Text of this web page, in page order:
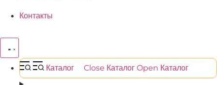
Контакты
Каталог Close Каталог Open Каталог